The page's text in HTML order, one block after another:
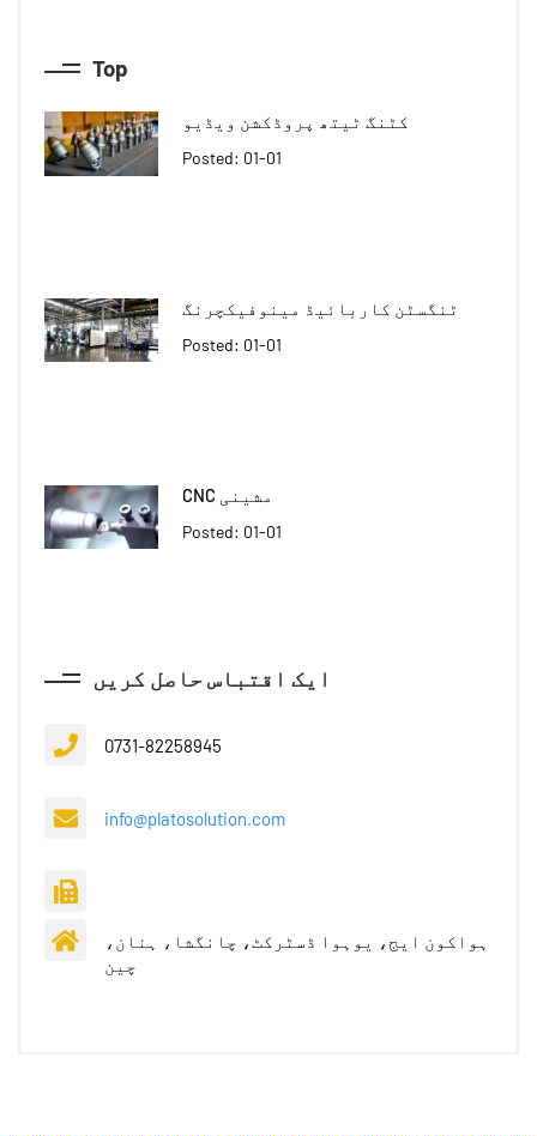
Top
کٹنگ ٹیتھ پروڈکشن ویڈیو
Posted: 01-01
ٹنگسٹن کاربائیڈ مینوفیکچرنگ
Posted: 01-01
CNC مشینی
Posted: 01-01
ایک اقتباس حاصل کریں
0731-82258945
info@platosolution.com
ہواکون ایج، یوہوا ڈسٹرکٹ، چانگشا، ہنان،
چین